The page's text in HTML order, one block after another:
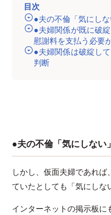
目次
●夫の不倫「気にし
●夫婦関係が既に破
慰謝料を支払う必要
●夫婦関係は破綻し
判断
●夫の不倫「気にしな
しかし、仮面夫婦であれ
ていたとしても「気にしな
インターネットの掲示板